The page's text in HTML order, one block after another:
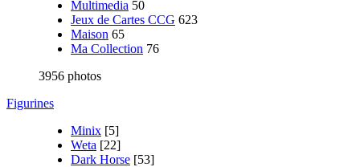
Multimedia 50
Jeux de Cartes CCG 623
Maison 65
Ma Collection 76
3956 photos
Figurines
Minix [5]
Weta [22]
Dark Horse [53]